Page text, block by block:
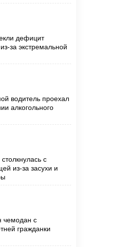
дефицит
за экстремальной
водитель проехал
алкогольного
с
из-за засухи и
чемодан с
гражданки